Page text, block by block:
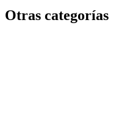
Otras categorías